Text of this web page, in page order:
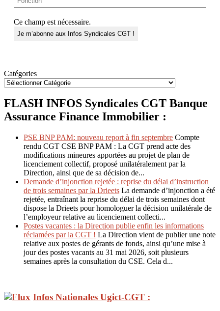
Ce champ est nécessaire.
Catégories
FLASH INFOS Syndicales CGT Banque
Assurance Finance Immobilier :
PSE BNP PAM: nouveau report à fin septembre Compte
rendu CGT CSE BNP PAM : La CGT prend acte des
modifications mineures apportées au projet de plan de
licenciement collectif, proposé unilatéralement par la
Direction, ainsi que de sa décision de...
Demande d’injonction rejetée : reprise du délai d’instruction
de trois semaines par la Drieets La demande d’injonction a été
rejetée, entraînant la reprise du délai de trois semaines dont
dispose la Drieets pour homologuer la décision unilatérale de
l’employeur relative au licenciement collecti...
Postes vacantes : la Direction publie enfin les informations
réclamées par la CGT ! La Direction vient de publier une note
relative aux postes de gérants de fonds, ainsi qu’une mise à
jour des postes vacants au 31 mai 2026, soit plusieurs
semaines après la consultation du CSE. Cela d...
Infos Nationales Ugict-CGT :